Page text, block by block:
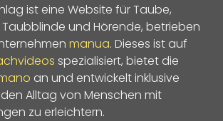
ist eine Website für Taube,
und Hörende, betrieben
manua. Dieses ist auf
spezialisiert, bietet die
an und entwickelt inklusive
Alltag von Menschen mit
zu erleichtern.